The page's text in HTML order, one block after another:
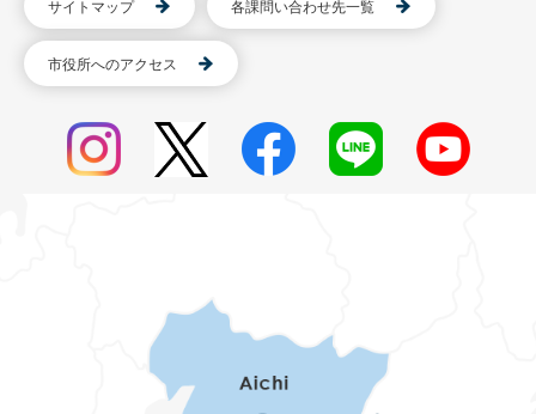
サイトマップ 各課問い合わせ先一覧
市役所へのアクセス